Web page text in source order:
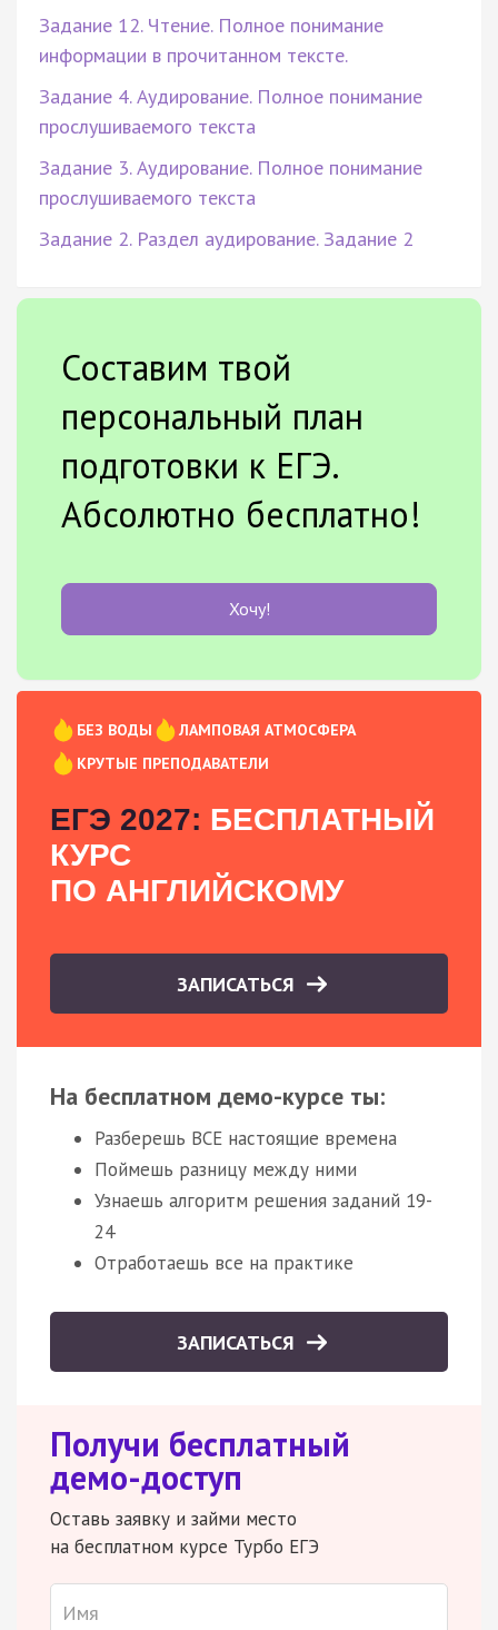
Задание 12. Чтение. Полное понимание
информации в прочитанном тексте.
Задание 4. Аудирование. Полное понимание
прослушиваемого текста
Задание 3. Аудирование. Полное понимание
прослушиваемого текста
Задание 2. Раздел аудирование. Задание 2
Составим твой
персональный план
подготовки к ЕГЭ.
Абсолютно бесплатно!
Хочу!
БЕЗ ВОДЫ
ЛАМПОВАЯ АТМОСФЕРА
КРУТЫЕ ПРЕПОДАВАТЕЛИ
ЕГЭ 2027: БЕСПЛАТНЫЙ
КУРС
ПО АНГЛИЙСКОМУ
ЗАПИСАТЬСЯ
На бесплатном демо-курсе ты:
Разберешь ВСЕ настоящие времена
Поймешь разницу между ними
Узнаешь алгоритм решения заданий 19-
24
Отработаешь все на практике
ЗАПИСАТЬСЯ
Получи бесплатный
демо-доступ
Оставь заявку и займи место
на бесплатном курсе Турбо ЕГЭ